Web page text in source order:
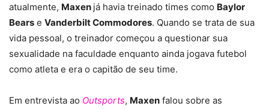
atualmente, Maxen já havia treinado times como Baylor
Bears e Vanderbilt Commodores. Quando se trata de sua
vida pessoal, o treinador começou a questionar sua
sexualidade na faculdade enquanto ainda jogava futebol
como atleta e era o capitão de seu time.
Em entrevista ao Outsports, Maxen falou sobre as